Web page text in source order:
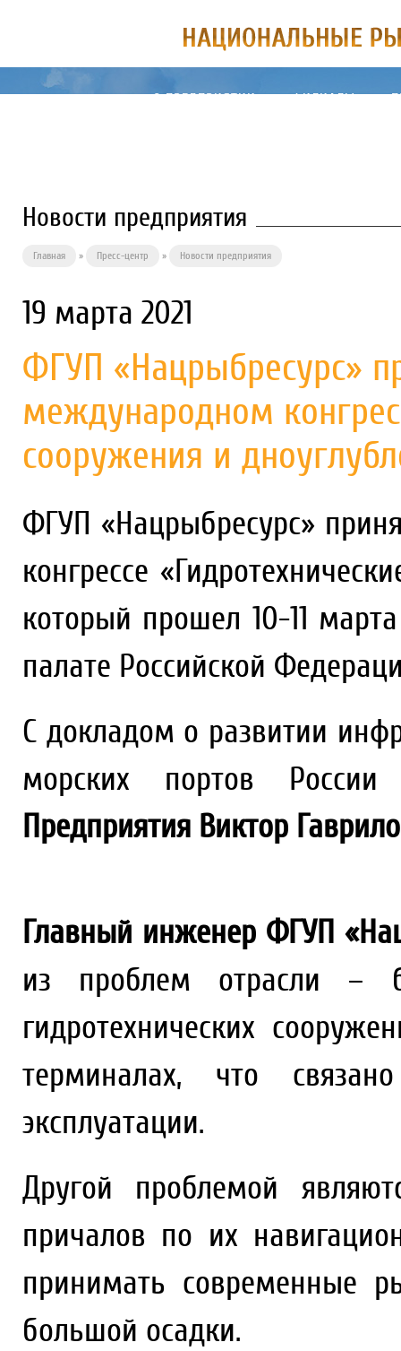
О ПРЕДПРИЯТИИ ФИЛИАЛЫ
Новости предприятия
Главная » Пресс-центр » Новости предприятия
19 марта 2021
ФГУП «Нацрыбресурс»
международном
сооружения и
ФГУП «Нацрыбресурс»
конгрессе
который прошел 10-11
палате Российской
С докладом о развитии
морских портов
Предприятия Виктор
Главный инженер ФГУП
из проблем отрасли –
гидротехнических
терминалах, что
эксплуатации.
Другой проблемой
причалов по их
принимать современные
большой осадки.